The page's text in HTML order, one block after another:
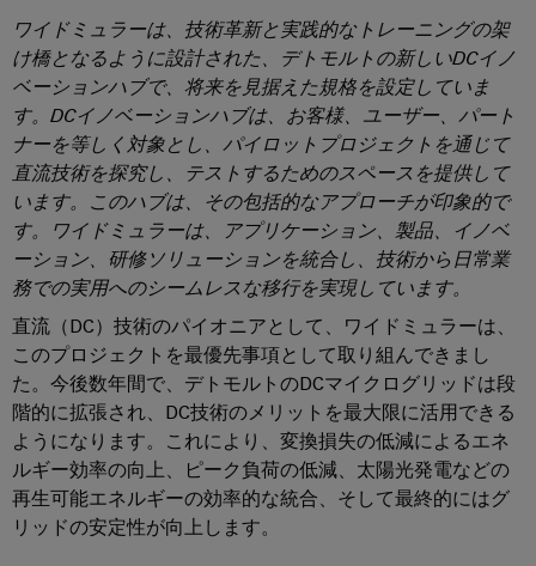
ュ
ー
シ
ン
が
体
験
で
き
る
3D
世
界。
イ
ン
フ
ラ
ス
ー
SNAP
IN
接
続
技
術
PUSH
IN
接
続
技
術
DC
マ
イ
プ
ラ
グ
イ
ン
コ
ネ
ク
タ
プ
リ
ン
ト
基
板
用
ン
ブ
リ
サ
ー
ビ
ス
カ
ス
タ
ム
ケ
ー
ブ
ル
ア
ワ
イ
ド
ミ
ュ
ラ
ー
と
は
Weidmüller
175
周
年
会
社
（一
般
製
品）
販
売
店
（太
陽
光
発
電
関
連
製
品）
計画立案
設置
まとめ
お問い合わせ
ワイドミュラーは、技術革新と実践的なトレーニングの架
け橋となるように設計された、デトモルトの新しいDCイノ
ベーションハブで、将来を見据えた規格を設定していま
す。DCイノベーションハブは、お客様、ユーザー、パート
ナーを等しく対象とし、パイロットプロジェクトを通じて
直流技術を探究し、テストするためのスペースを提供して
います。このハブは、その包括的なアプローチが印象的で
す。ワイドミュラーは、アプリケーション、製品、イノベ
ーション、研修ソリューションを統合し、技術から日常業
務での実用へのシームレスな移行を実現しています。
直流（DC）技術のパイオニアとして、ワイドミュラーは、
このプロジェクトを最優先事項として取り組んできまし
た。今後数年間で、デトモルトのDCマイクログリッドは段
階的に拡張され、DC技術のメリットを最大限に活用できる
ようになります。これにより、変換損失の低減によるエネ
ルギー効率の向上、ピーク負荷の低減、太陽光発電などの
再生可能エネルギーの効率的な統合、そして最終的にはグ
リッドの安定性が向上します。